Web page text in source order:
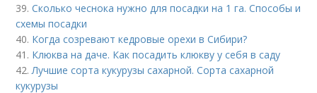
39.Сколько чеснока нужно для посадки на 1 га. Способы и
схемы посадки
40. Когда созревают кедровые орехи в Сибири?
41. Клюква на даче. Как посадить клюкву у себя в саду
42.Лучшие сорта кукурузы сахарной. Сорта сахарной
кукурузы